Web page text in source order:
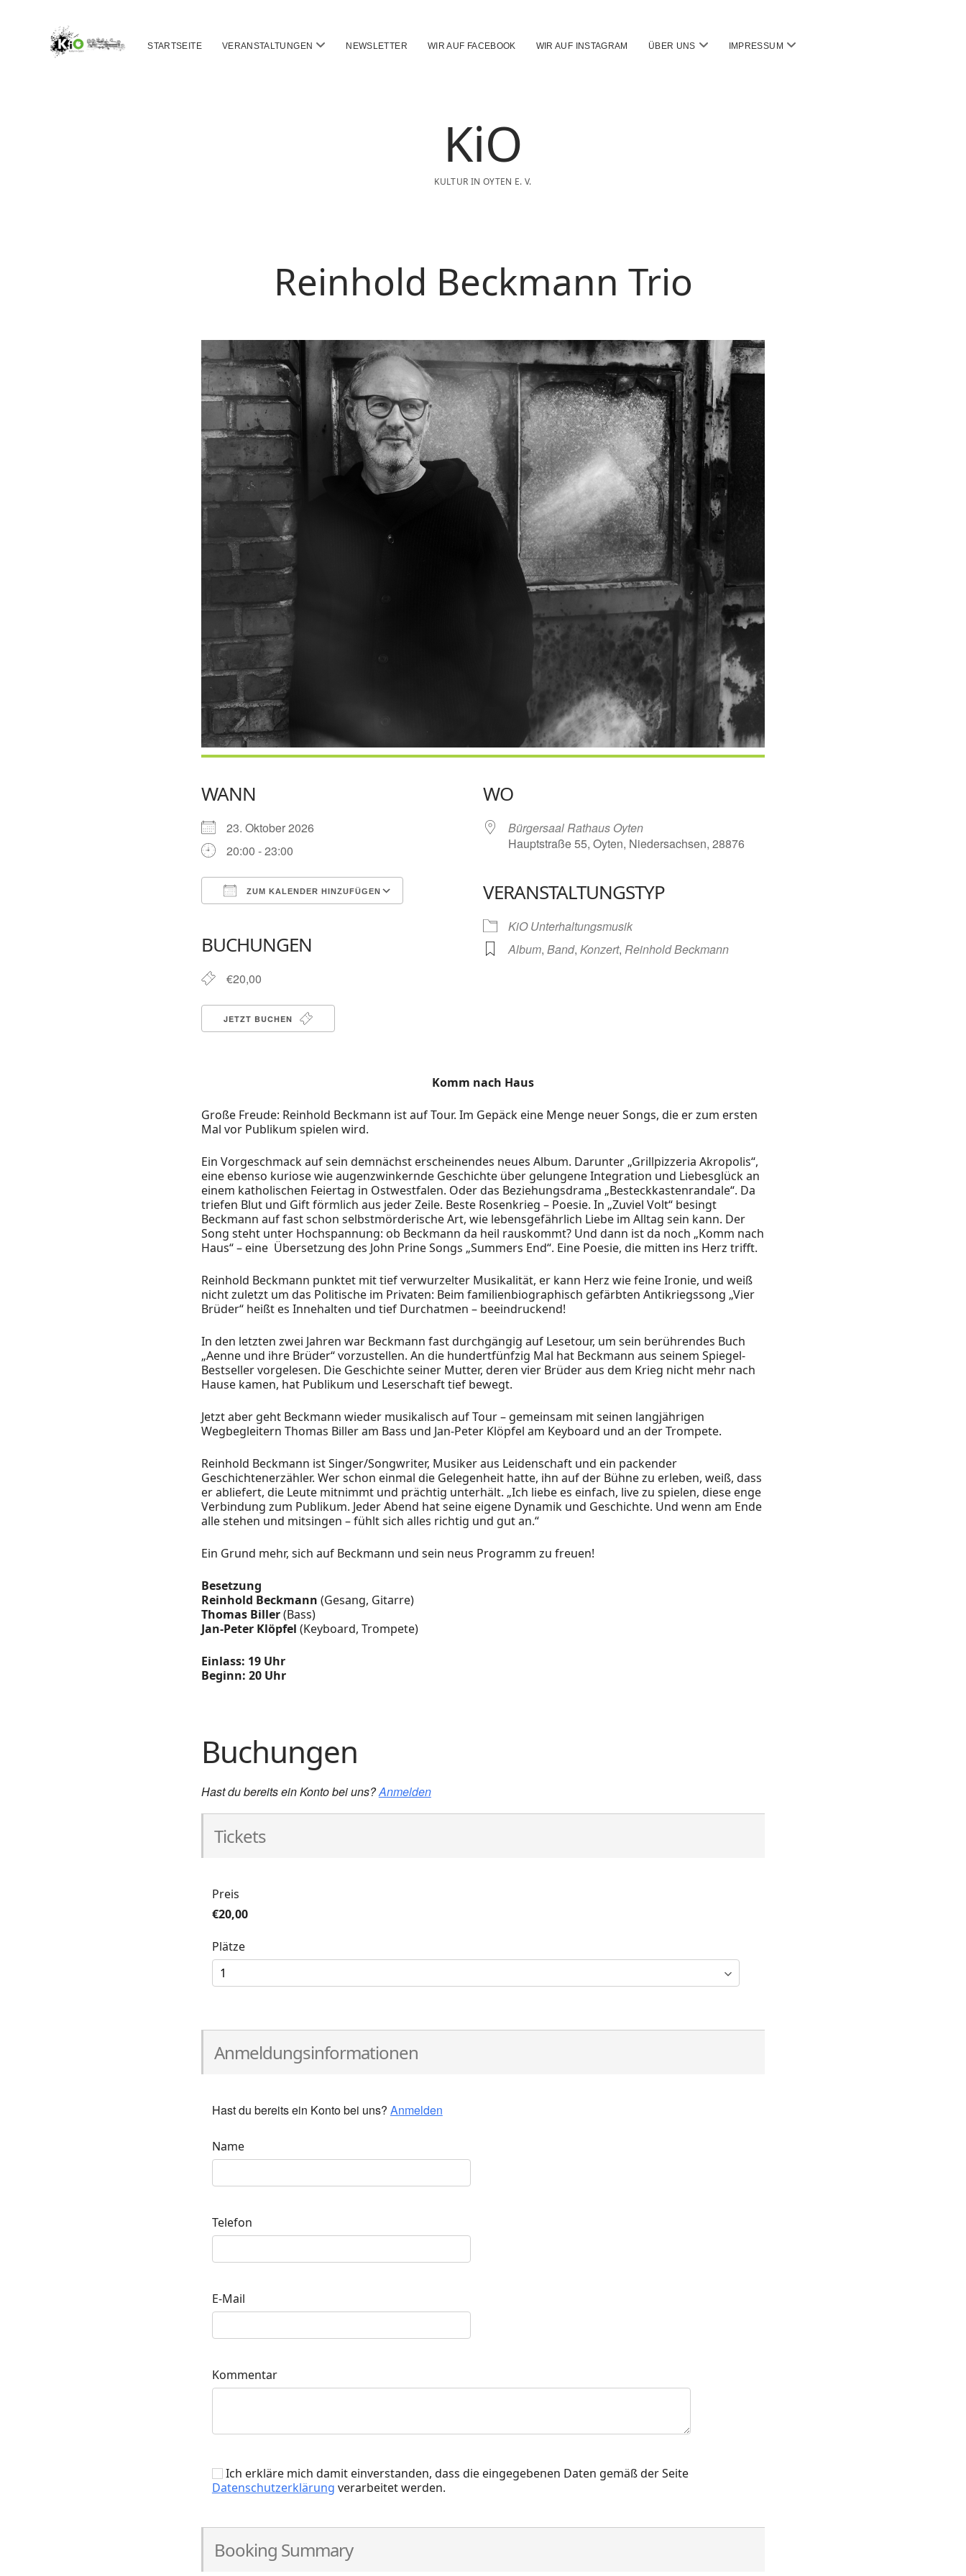
STARTSEITE VERANSTALTUNGEN Menü
NEWSLETTER WIR AUF FACEBOOK WIR AUF INSTAGRAM ÜBER UNS Menü
IMPRESSUM Menü
KiO
KULTUR IN OYTEN E. V.
Reinhold Beckmann Trio
WANN
23. Oktober 2026
20:00 - 23:00
ZUM KALENDER HINZUFÜGEN
Google Kalender
BUCHUNGEN
€20,00
JETZT BUCHEN
WO
Bürgersaal Rathaus Oyten
Hauptstraße 55, Oyten, Niedersachsen, 28876
VERANSTALTUNGSTYP
KiO Unterhaltungsmusik
Album, Band, Konzert, Reinhold Beckmann
Komm nach Haus
Große Freude: Reinhold Beckmann ist auf Tour. Im Gepäck eine Menge neuer Songs, die er zum ersten
Mal vor Publikum spielen wird.
Ein Vorgeschmack auf sein demnächst erscheinendes neues Album. Darunter „Grillpizzeria Akropolis“,
eine ebenso kuriose wie augenzwinkernde Geschichte über gelungene Integration und Liebesglück an
einem katholischen Feiertag in Ostwestfalen. Oder das Beziehungsdrama „Besteckkastenrandale“. Da
triefen Blut und Gift förmlich aus jeder Zeile. Beste Rosenkrieg – Poesie. In „Zuviel Volt“ besingt
Beckmann auf fast schon selbstmörderische Art, wie lebensgefährlich Liebe im Alltag sein kann. Der
Song steht unter Hochspannung: ob Beckmann da heil rauskommt? Und dann ist da noch „Komm nach
Haus“ – eine Übersetzung des John Prine Songs „Summers End“. Eine Poesie, die mitten ins Herz trifft.
Reinhold Beckmann punktet mit tief verwurzelter Musikalität, er kann Herz wie feine Ironie, und weiß
nicht zuletzt um das Politische im Privaten: Beim familienbiographisch gefärbten Antikriegssong „Vier
Brüder“ heißt es Innehalten und tief Durchatmen – beeindruckend!
In den letzten zwei Jahren war Beckmann fast durchgängig auf Lesetour, um sein berührendes Buch
„Aenne und ihre Brüder“ vorzustellen. An die hundertfünfzig Mal hat Beckmann aus seinem Spiegel-
Bestseller vorgelesen. Die Geschichte seiner Mutter, deren vier Brüder aus dem Krieg nicht mehr nach
Hause kamen, hat Publikum und Leserschaft tief bewegt.
Jetzt aber geht Beckmann wieder musikalisch auf Tour – gemeinsam mit seinen langjährigen
Wegbegleitern Thomas Biller am Bass und Jan-Peter Klöpfel am Keyboard und an der Trompete.
Reinhold Beckmann ist Singer/Songwriter, Musiker aus Leidenschaft und ein packender
Geschichtenerzähler. Wer schon einmal die Gelegenheit hatte, ihn auf der Bühne zu erleben, weiß, dass
er abliefert, die Leute mitnimmt und prächtig unterhält. „Ich liebe es einfach, live zu spielen, diese enge
Verbindung zum Publikum. Jeder Abend hat seine eigene Dynamik und Geschichte. Und wenn am Ende
alle stehen und mitsingen – fühlt sich alles richtig und gut an.“
Ein Grund mehr, sich auf Beckmann und sein neus Programm zu freuen!
Besetzung
Reinhold Beckmann (Gesang, Gitarre)
Thomas Biller(Bass)
Jan-Peter Klöpfel (Keyboard, Trompete)
Einlass: 19 Uhr
Beginn: 20 Uhr
Buchungen
Hast du bereits ein Konto bei uns?Anmelden
Tickets
Preis
€20,00
Plätze
Anmeldungsinformationen
Hast du bereits ein Konto bei uns? Anmelden
Name
Telefon
E-Mail
Kommentar
Ich erkläre mich damit einverstanden, dass die eingegebenen Daten gemäß der Seite
Datenschutzerklärung verarbeitet werden.
Booking Summary